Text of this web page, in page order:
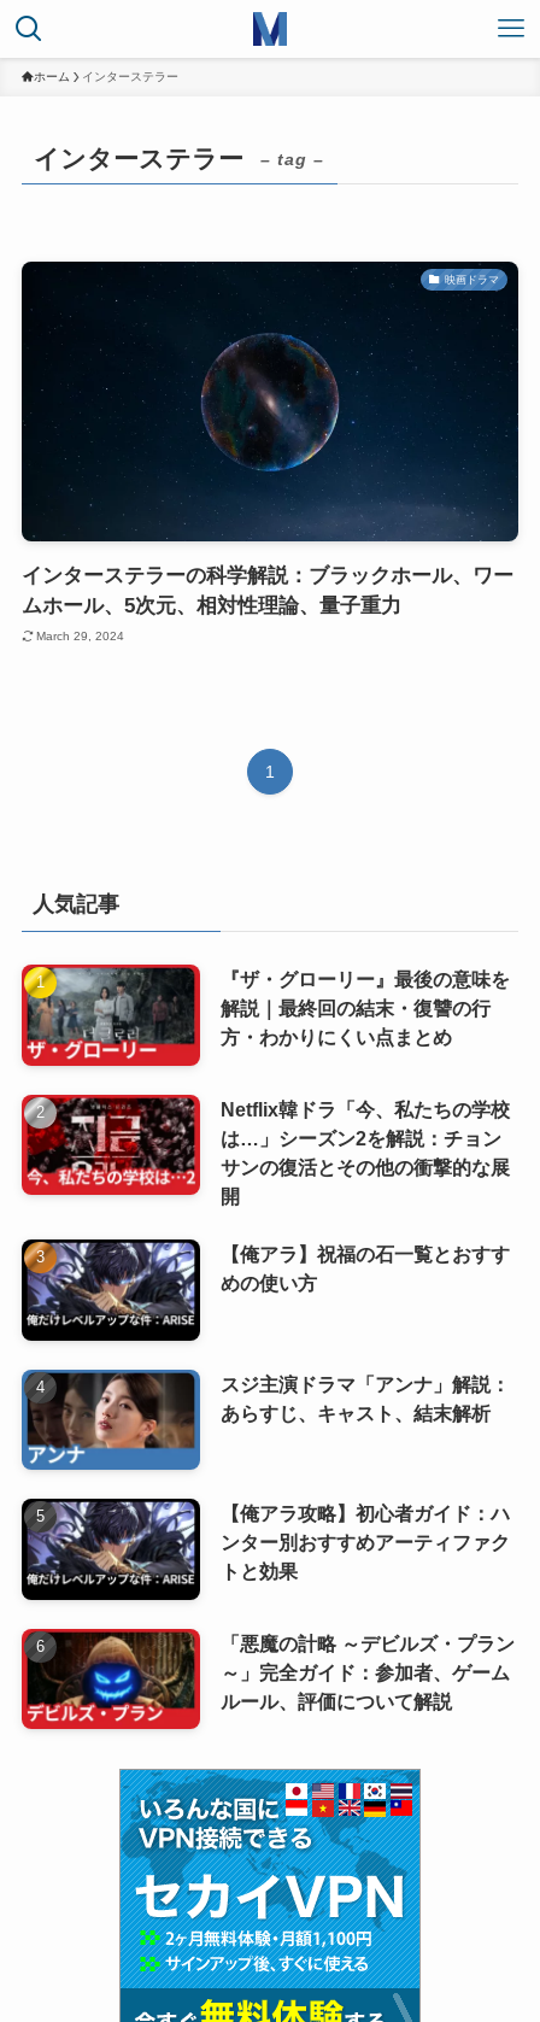
ホーム インターステラー
インターステラー – tag –
映画ドラマ
インターステラーの科学解説：ブラックホール、ワー
ムホール、5次元、相対性理論、量子重力
March 29, 2024
1
人気記事
『ザ・グローリー』最後の意味を
解説｜最終回の結末・復讐の行
方・わかりにくい点まとめ
Netflix韓ドラ「今、私たちの学校
は…」シーズン2を解説：チョン
サンの復活とその他の衝撃的な展
開
【俺アラ】祝福の石一覧とおすす
めの使い方
スジ主演ドラマ「アンナ」解説：
あらすじ、キャスト、結末解析
【俺アラ攻略】初心者ガイド：ハ
ンター別おすすめアーティファク
トと効果
「悪魔の計略 ～デビルズ・プラン
～」完全ガイド：参加者、ゲーム
ルール、評価について解説